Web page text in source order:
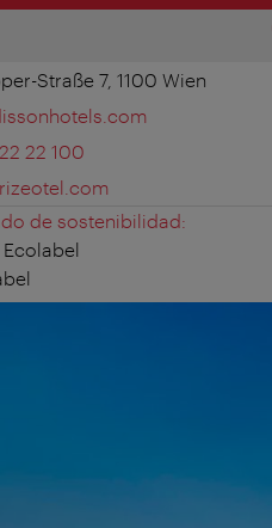
Straße 7, 1100 Wien
22 100
de sostenibilidad: